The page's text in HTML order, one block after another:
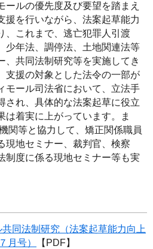
ールの優先度及び要望を踏まえ
援を行いながら、法案起草能力
、これまで、逃亡犯罪人引渡
少年法、調停法、土地関連法等
、共同法制研究等を実施してき
支援の対象とした法令の一部が
モール司法省において、立法手
され、具体的な法案起草に役立
は着実に上がっています。ま
関等と協力して、矯正関係職員
現地セミナー、裁判官、検察
制度に係る現地セミナー等も実
同法制研究（法案起草能力向上
月号）
【PDF】